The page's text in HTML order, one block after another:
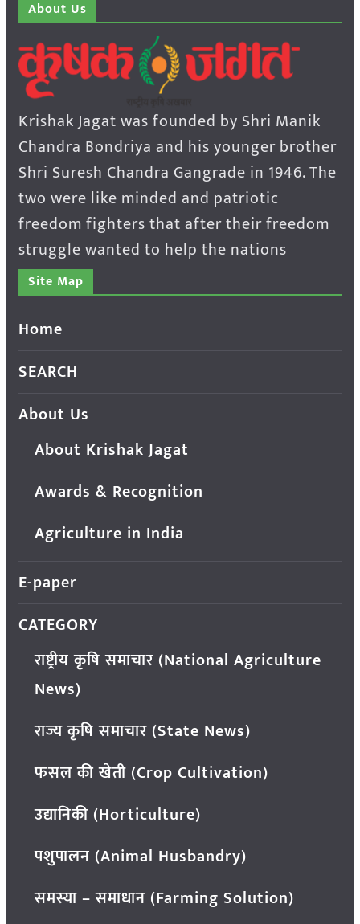
About Us
Krishak Jagat was founded by Shri Manik
Chandra Bondriya and his younger brother
Shri Suresh Chandra Gangrade in 1946. The
two were like minded and patriotic
freedom fighters that after their freedom
struggle wanted to help the nations
Site Map
Home
SEARCH
About Us
About Krishak Jagat
Awards & Recognition
Agriculture in India
E-paper
CATEGORY
राष्ट्रीय कृषि समाचार (National Agriculture
News)
राज्य कृषि समाचार (State News)
फसल की खेती (Crop Cultivation)
उद्यानिकी (Horticulture)
पशुपालन (Animal Husbandry)
समस्या – समाधान (Farming Solution)